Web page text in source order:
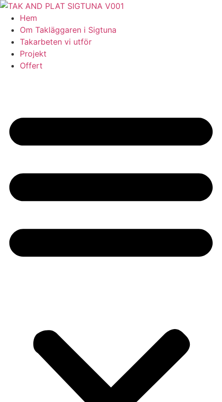
Skip
content
Hem
Om Takläggaren i Sigtuna
Takarbeten vi utför
Projekt
Offert